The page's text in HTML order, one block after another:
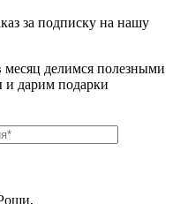
за подписку на нашу
месяц делимся полезными
и дарим подарки